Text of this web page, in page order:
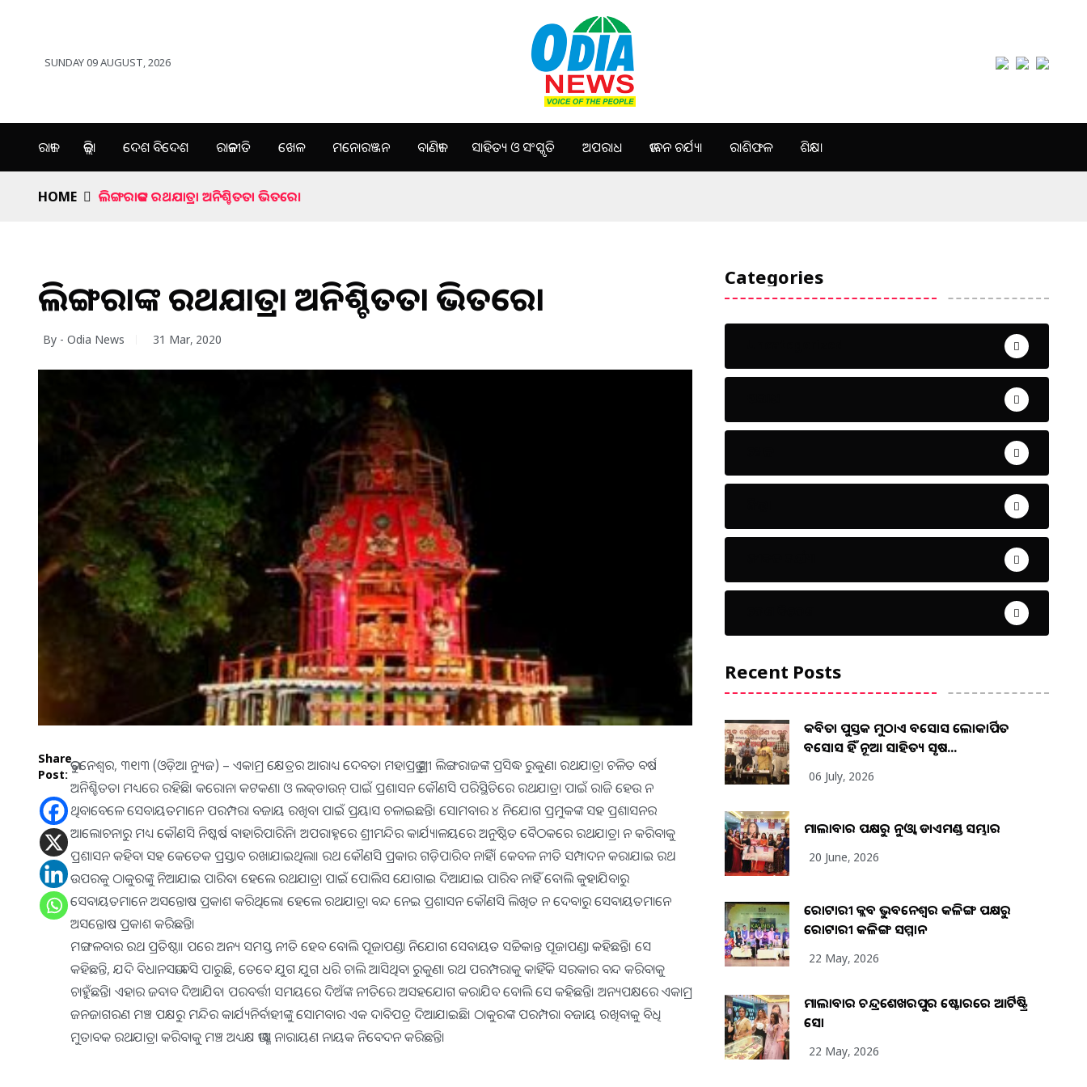
SUNDAY 09 AUGUST, 2026
ରାଜ୍ୟ ଜିଲ୍ଲା ଦେଶ ବିଦେଶ ରାଜନୀତି ଖେଳ ମନୋରଞ୍ଜନ ବାଣିଜ୍ୟ ସାହିତ୍ୟ ଓ ସଂସ୍କୃତି ଅପରାଧ ଜୀବନ ଚର୍ଯ୍ୟା ରାଶିଫଳ ଶିକ୍ଷା
HOME ଲିଙ୍ଗରାଜଙ୍କ ରଥଯାତ୍ରା ଅନିଶ୍ଚିତତା ଭିତରେ।
ଲିଙ୍ଗରାଜଙ୍କ ରଥଯାତ୍ରା ଅନିଶ୍ଚିତତା ଭିତରେ।
By - Odia News 31 Mar, 2020
Share
Post:
ଭୁବନେଶ୍ୱର, ୩୧ା୩ (ଓଡ଼ିଆ ନ୍ୟୁଜ) – ଏକାମ୍ର କ୍ଷେତ୍ରର ଆରାଧ୍ୟ ଦେବତା ମହାପ୍ରଭୁ ଶ୍ରୀ ଲିଙ୍ଗରାଜଙ୍କ ପ୍ରସିଦ୍ଧ ରୁକୁଣା ରଥଯାତ୍ରା ଚଳିତ ବର୍ଷ
ଅନିଶ୍ଚିତତା ମଧ୍ୟରେ ରହିଛି। କରୋନା କଟକଣା ଓ ଲକ୍‌ଡାଉନ୍‌ ପାଇଁ ପ୍ରଶାସନ କୌଣସି ପରିସ୍ଥିତିରେ ରଥଯାତ୍ରା ପାଇଁ ରାଜି ହେଉ ନ
ଥିବାବେଳେ ସେବାୟତମାନେ ପରମ୍ପରା ବଜାୟ ରଖିବା ପାଇଁ ପ୍ରୟାସ ଚଳାଇଛନ୍ତି। ସୋମବାର ୪ ନିଯୋଗ ପ୍ରମୁକଙ୍କ ସହ ପ୍ରଶାସନର
ଆଲୋଚନାରୁ ମଧ୍ୟ କୌଣସି ନିଷ୍କର୍ଷ ବାହାରିପାରିନି। ଅପରାହ୍ନରେ ଶ୍ରୀମନ୍ଦିର କାର୍ଯ୍ୟାଳୟରେ ଅନୁଷ୍ଠିତ ବୈଠକରେ ରଥଯାତ୍ରା ନ କରିବାକୁ
ପ୍ରଶାସନ କହିବା ସହ କେତେକ ପ୍ରସ୍ତାବ ରଖାଯାଇଥିଲା। ରଥ କୌଣସି ପ୍ରକାର ଗଡ଼ିପାରିବ ନାହିଁ। କେବଳ ନୀତି ସମ୍ପାଦନ କରାଯାଇ ରଥ
ଉପରକୁ ଠାକୁରଙ୍କୁ ନିଆଯାଇ ପାରିବ। ହେଲେ ରଥଯାତ୍ରା ପାଇଁ ପୋଲିସ ଯୋଗାଇ ଦିଆଯାଇ ପାରିବ ନାହିଁ ବୋଲି କୁହାଯିବାରୁ
ସେବାୟତମାନେ ଅସନ୍ତୋଷ ପ୍ରକାଶ କରିଥିଲେ। ହେଲେ ରଥଯାତ୍ରା ବନ୍ଦ ନେଇ ପ୍ରଶାସନ କୌଣସି ଲିଖିତ ନ ଦେବାରୁ ସେବାୟତମାନେ
ଅସନ୍ତୋଷ ପ୍ରକାଶ କରିଛନ୍ତି।
ମଙ୍ଗଳବାର ରଥ ପ୍ରତିଷ୍ଠା। ପରେ ଅନ୍ୟ ସମସ୍ତ ନୀତି ହେବ ବୋଲି ପୂଜାପଣ୍ଡା ନିଯୋଗ ସେବାୟତ ସଚ୍ଚିକାନ୍ତ ପୂଜାପଣ୍ଡା କହିଛନ୍ତି। ସେ
କହିଛନ୍ତି, ଯଦି ବିଧାନସଭା ବସି ପାରୁଛି, ତେବେ ଯୁଗ ଯୁଗ ଧରି ଚାଲି ଆସିଥିବା ରୁକୁଣା ରଥ ପରମ୍ପରାକୁ କାହିଁକି ସରକାର ବନ୍ଦ କରିବାକୁ
ଚାହୁଁଛନ୍ତି। ଏହାର ଜବାବ ଦିଆଯିବ। ପରବର୍ତ୍ତୀ ସମୟରେ ଦିଅଁଙ୍କ ନୀତିରେ ଅସହଯୋଗ କରାଯିବ ବୋଲି ସେ କହିଛନ୍ତି। ଅନ୍ୟପକ୍ଷରେ ଏକାମ୍ର
ଜନଜାଗରଣ ମଞ୍ଚ ପକ୍ଷରୁ ମନ୍ଦିର କାର୍ଯ୍ୟନିର୍ବାହୀଙ୍କୁ ସୋମବାର ଏକ ଦାବିପତ୍ର ଦିଆଯାଇଛି। ଠାକୁରଙ୍କ ପରମ୍ପରା ବଜାୟ ରଖିବାକୁ ବିଧି
ମୁତାବକ ରଥଯାତ୍ରା କରିବାକୁ ମଞ୍ଚ ଅଧ୍ୟକ୍ଷ ଭୀଷ୍ମ ନାରାୟଣ ନାୟକ ନିବେଦନ କରିଛନ୍ତି।
Categories
Recent Posts
କବିତା ପୁସ୍ତକ ମୁଠାଏ ଅବସୋସ ଲୋକାର୍ପିତ
ଅବସୋସ ହିଁ ନୂଆ ସାହିତ୍ୟ ସୃଷ...
06 July, 2026
ମାଲାବାର ପକ୍ଷରୁ ନୁଓ୍ବା ଡାଏମଣ୍ଡ ସମ୍ଭାର
20 June, 2026
ରୋଟାରୀ କ୍ଲବ ଭୁବନେଶ୍ୱର କଳିଙ୍ଗ ପକ୍ଷରୁ
ରୋଟାରୀ କଳିଙ୍ଗ ସମ୍ମାନ
22 May, 2026
ମାଲାବାର ଚନ୍ଦ୍ରଶେଖରପୁର ଷ୍ଟୋରରେ ଆର୍ଟିଷ୍ଟ୍ରି
ସୋ
22 May, 2026